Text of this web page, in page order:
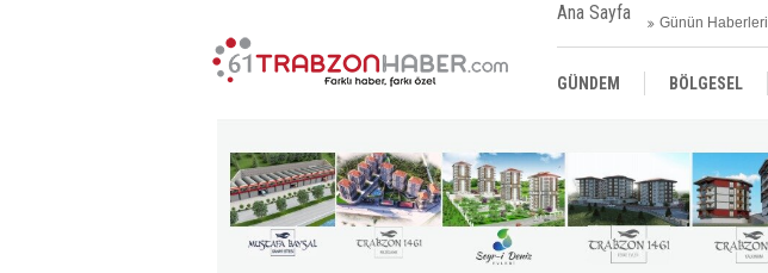
Ana Sayfa Günün Haberleri
GÜNDEM BÖLGESEL
SAĞLIK